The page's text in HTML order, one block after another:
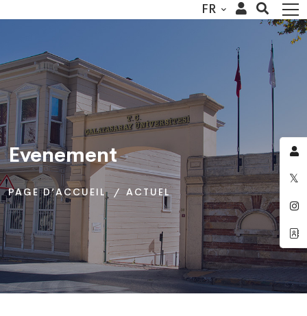
FR
Evenement
PAGE D’ACCUEIL ACTUEL
Evenement
PAGE D’ACCUEIL ACTUEL
Evenement
PAGE D’ACCUEIL ACTUEL